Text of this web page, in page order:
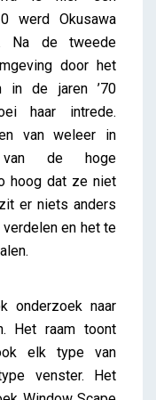
werd Okusawa
Na de tweede
door het
in de jaren ’70
haar intrede.
van weleer in
van de hoge
hoog dat ze niet
er niets anders
en het te
onderzoek naar
Het raam toont
elk type van
venster. Het